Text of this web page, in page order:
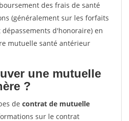
des frais de santé
(généralement sur les forfaits
d'honoraire) en
mutuelle santé antérieur
une mutuelle
?
de contrat de mutuelle
sur le contrat